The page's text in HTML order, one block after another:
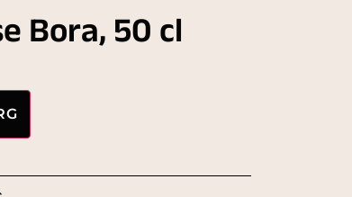
Bora, 50 cl